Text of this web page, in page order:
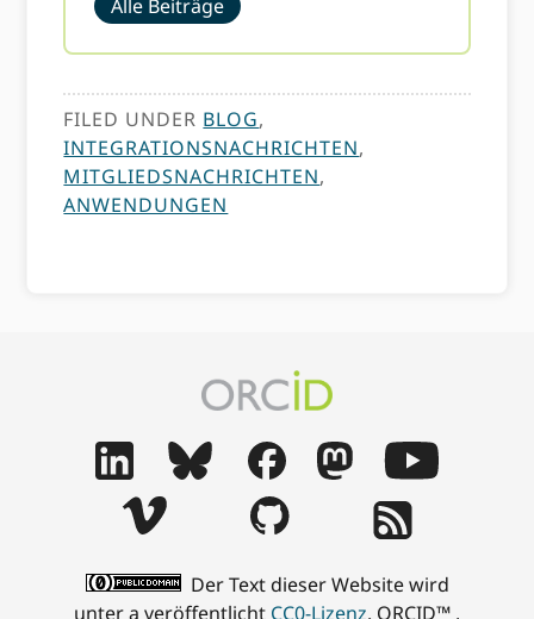
Alle Beiträge
FILED UNDER BLOG,
INTEGRATIONSNACHRICHTEN,
MITGLIEDSNACHRICHTEN,
ANWENDUNGEN
Der Text dieser Website wird
unter a veröffentlicht CC0-Lizenz. ORCID™ ,